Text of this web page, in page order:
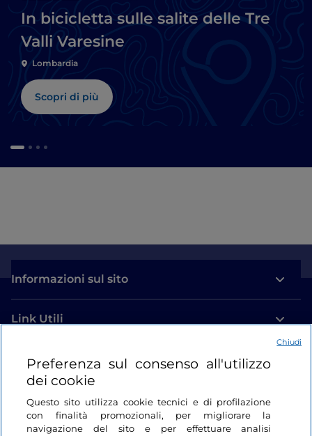
In bicicletta sulle salite delle Tre
Valli Varesine
Lombardia
Scopri di più
Informazioni sul sito
Link Utili
Login
Restiamo in contatto
Preferenza sul consenso all'utilizzo
dei cookie
Questo sito utilizza cookie tecnici e di profilazione
con finalità promozionali, per migliorare la
navigazione del sito e per effettuare analisi
Chiudi